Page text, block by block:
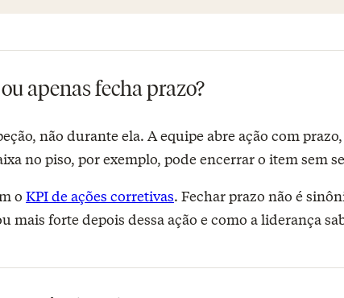
apenas fecha prazo?
não durante ela. A equipe abre ação com
no piso, por exemplo, pode encerrar o item sem
o KPI de ações corretivas. Fechar prazo não é
mais forte depois dessa ação e como a liderança